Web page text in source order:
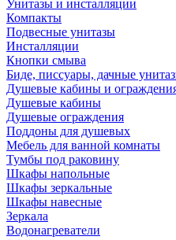
Унитазы и инсталляции
Компакты
Подвесные унитазы
Инсталляции
Кнопки смыва
Биде, писсуары, дачные
Душевые кабины и
Душевые кабины
Душевые ограждения
Поддоны для душевых
Мебель для ванной комнаты
Тумбы под раковину
Шкафы напольные
Шкафы зеркальные
Шкафы навесные
Зеркала
Водонагреватели